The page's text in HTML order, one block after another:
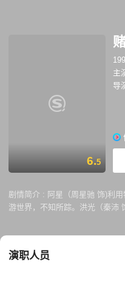
6.5
主
导
剧情简介 : 阿星（周星驰 饰)利
游世界，不知所踪。洪光（秦沛
赛”。松爷（刘镇伟 饰）勒令三
饰），为其赌技折服邀她出赛，
演职人员